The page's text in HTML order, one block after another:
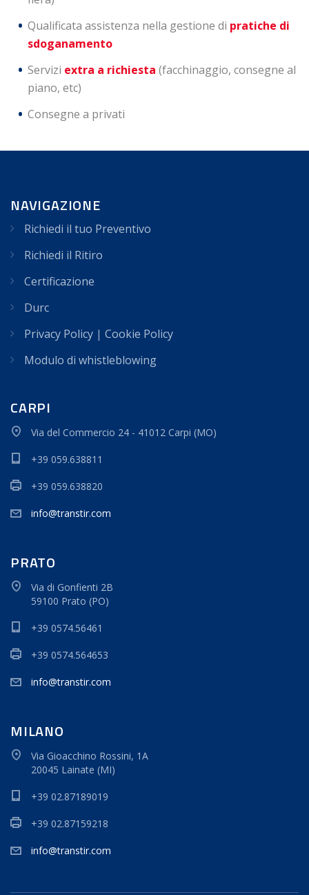
Qualificata assistenza nella gestione di pratiche di
sdoganamento
Servizi extra a richiesta (facchinaggio, consegne al
piano, etc)
Consegne a privati
NAVIGAZIONE
Richiedi il tuo Preventivo
Richiedi il Ritiro
Certificazione
Durc
Privacy Policy | Cookie Policy
Modulo di whistleblowing
CARPI
Via del Commercio 24 - 41012 Carpi (MO)
+39 059.638811
+39 059.638820
info@transtir.com
PRATO
Via di Gonfienti 2B
59100 Prato (PO)
+39 0574.56461
+39 0574.564653
info@transtir.com
MILANO
Via Gioacchino Rossini, 1A
20045 Lainate (MI)
+39 02.87189019
+39 02.87159218
info@transtir.com